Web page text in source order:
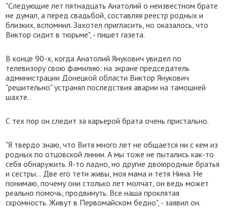
"Следующие лет пятнадцать Анатолий о неизвестном брате
не думал, а перед свадьбой, составляя реестр родных и
близких, вспомнил. Захотел пригласить, но оказалось, что
Виктор сидит в тюрьме", - пишет газета.
В конце 90-х, когда Анатолий Янукович увидел по
телевизору свою фамилию: на экране председатель
администрации Донецкой области Виктор Янукович
"решительно" устранял последствия аварии на тамошней
шахте.
С тех пор он следит за карьерой брата очень пристально.
"Я твердо знаю, что Витя много лет не общается ни с кем из
родных по отцовской линии. А мы тоже не пытались как-то
себя обнаружить. Я-то ладно, но другие двоюродные братья
и сестры... Две его тети живы, моя мама и тетя Нина. Не
понимаю, почему они столько лет молчат, он ведь может
реально помочь, продвинуть. Все наша проклятая
скромность. Живут в Первомайском бедно", - заявил он.